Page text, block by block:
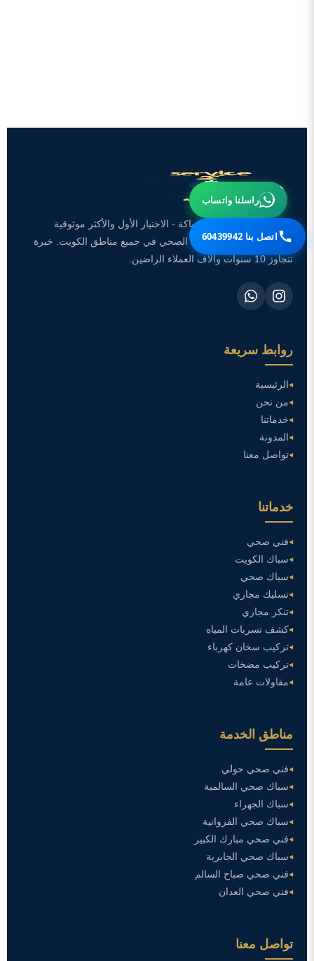
تعد شركة سينسبري للسباكة - الاختيار الأول والأكثر موثوقية
لخدمات السباكة والصرف الصحي في جميع مناطق الكويت. خبرة
تتجاوز 10 سنوات وآلاف العملاء الراضين.
روابط سريعة
الرئيسية
من نحن
خدماتنا
المدونة
تواصل معنا
خدماتنا
فني صحي
سباك الكويت
سباك صحي
تسليك مجاري
تنكر مجاري
كشف تسربات المياه
تركيب سخان كهرباء
تركيب مضخات
مقاولات عامة
مناطق الخدمة
فني صحي حولي
سباك صحي السالمية
سباك الجهراء
سباك صحي الفروانية
فني صحي مبارك الكبير
سباك صحي الجابرية
فني صحي صباح السالم
فني صحي العدان
تواصل معنا
راسلنا واتساب
اتصل بنا 60439942